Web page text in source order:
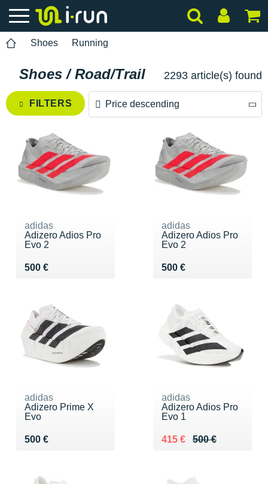
Shoes Running
Shoes / Road/Trail 2293 article(s) found
FILTERS Price descending
Price ascending
adidas
Adizero Adios Pro
Evo 2
500 €
Vendu 500 €
adidas
Adizero Adios Pro
Evo 2
500 €
Vendu 500 €
adidas
Adizero Prime X
Evo
500 €
Vendu 500 €
adidas
Adizero Adios Pro
Evo 1
500 €
Au lieu de 500 €
415 €
Vendu 415 €